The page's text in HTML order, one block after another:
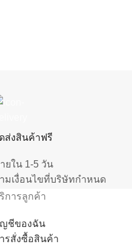
ส่งสินค้าฟรี
ยใน 1-5 วัน
มเงื่อนไขที่บริษัทกำหนด
การลูกค้า
ชีของฉัน
รสั่งซื้อสินค้า